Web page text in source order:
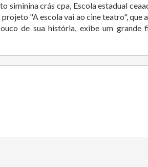
siminina crás cpa, Escola estadual
"A escola vai ao cine teatro", que
de sua história, exibe um grande